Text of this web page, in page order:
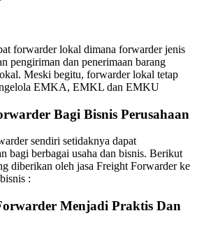
forwarder lokal dimana forwarder jenis
pengiriman dan penerimaan barang
Meski begitu, forwarder lokal tetap
EMKA, EMKL dan EMKU
Bagi Bisnis Perusahaan
sendiri setidaknya dapat
bagi berbagai usaha dan bisnis. Berikut
diberikan oleh jasa Freight Forwarder ke
:
Menjadi Praktis Dan